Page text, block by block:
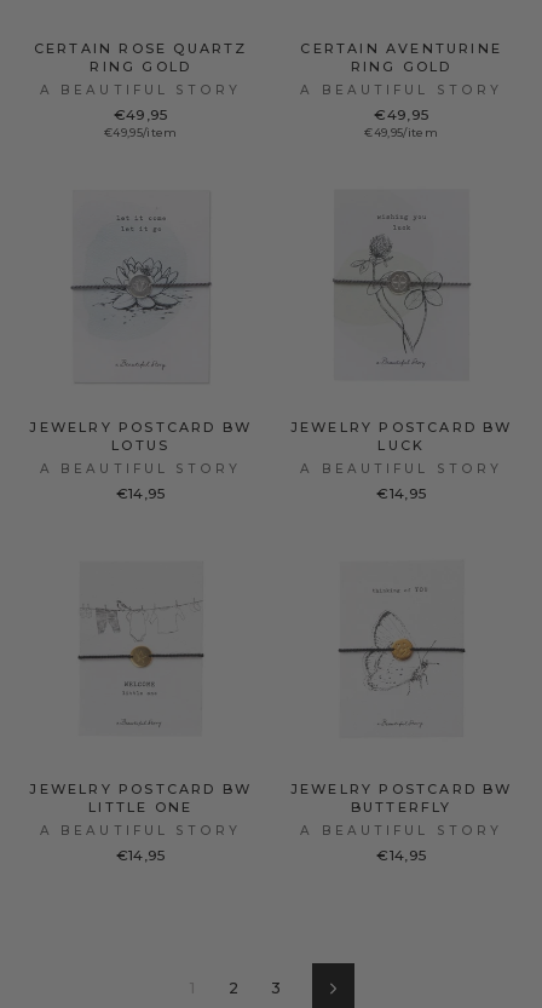
CERTAIN ROSE QUARTZ
RING GOLD
A BEAUTIFUL STORY
€49,95
€49,95/item
CERTAIN AVENTURINE
RING GOLD
A BEAUTIFUL STORY
€49,95
€49,95/item
JEWELRY POSTCARD BW
LOTUS
A BEAUTIFUL STORY
€14,95
JEWELRY POSTCARD BW
LUCK
A BEAUTIFUL STORY
€14,95
JEWELRY POSTCARD BW
LITTLE ONE
A BEAUTIFUL STORY
€14,95
JEWELRY POSTCARD BW
BUTTERFLY
A BEAUTIFUL STORY
€14,95
1 2 3 Vorwärts